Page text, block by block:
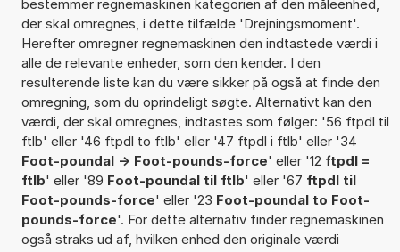
bestemmer regnemaskinen kategorien af den måleenhed,
der skal omregnes, i dette tilfælde 'Drejningsmoment'.
Herefter omregner regnemaskinen den indtastede værdi i
alle de relevante enheder, som den kender. I den
resulterende liste kan du være sikker på også at finde den
omregning, som du oprindeligt søgte. Alternativt kan den
værdi, der skal omregnes, indtastes som følger: '56 ftpdl til
ftlb' eller '46 ftpdl to ftlb' eller '47 ftpdl i ftlb' eller '34
Foot-poundal -> Foot-pounds-force' eller '12 ftpdl =
ftlb' eller '89 Foot-poundal til ftlb' eller '67 ftpdl til
Foot-pounds-force' eller '23 Foot-poundal to Foot-
pounds-force'. For dette alternativ finder regnemaskinen
også straks ud af, hvilken enhed den originale værdi